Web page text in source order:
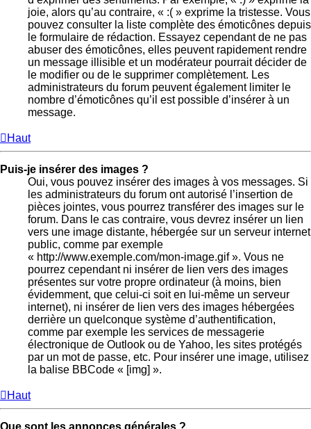
joie, alors qu’au contraire, « :( » exprime la tristesse. Vous
pouvez consulter la liste complète des émoticônes depuis
le formulaire de rédaction. Essayez cependant de ne pas
abuser des émoticônes, elles peuvent rapidement rendre
un message illisible et un modérateur pourrait décider de
le modifier ou de le supprimer complètement. Les
administrateurs du forum peuvent également limiter le
nombre d’émoticônes qu’il est possible d’insérer à un
message.
Haut
Puis-je insérer des images ?
Oui, vous pouvez insérer des images à vos messages. Si
les administrateurs du forum ont autorisé l’insertion de
pièces jointes, vous pourrez transférer des images sur le
forum. Dans le cas contraire, vous devrez insérer un lien
vers une image distante, hébergée sur un serveur internet
public, comme par exemple
« http://www.exemple.com/mon-image.gif ». Vous ne
pourrez cependant ni insérer de lien vers des images
présentes sur votre propre ordinateur (à moins, bien
évidemment, que celui-ci soit en lui-même un serveur
internet), ni insérer de lien vers des images hébergées
derrière un quelconque système d’authentification,
comme par exemple les services de messagerie
électronique de Outlook ou de Yahoo, les sites protégés
par un mot de passe, etc. Pour insérer une image, utilisez
la balise BBCode « [img] ».
Haut
Que sont les annonces générales ?